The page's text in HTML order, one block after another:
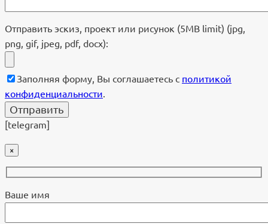
Отправить эскиз, проект или рисунок (5MB limit) (jpg,
png, gif, jpeg, pdf, docx):
Заполняя форму, Вы соглашаетесь с политикой
конфиденциальности
[telegram]
×
Ваше имя